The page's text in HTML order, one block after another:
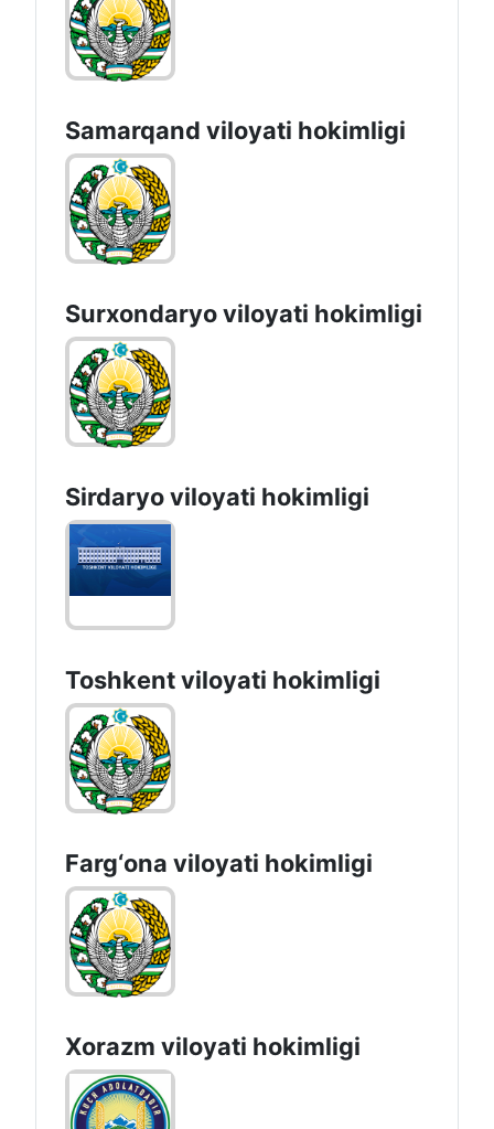
Samarqand viloyati hokimligi
Surxondaryo vilоyati hоkimligi
Sirdaryo vilоyati hоkimligi
Toshkent vilоyati hоkimligi
Farg‘оnа vilоyati hоkimligi
Xorazm vilоyati hоkimligi